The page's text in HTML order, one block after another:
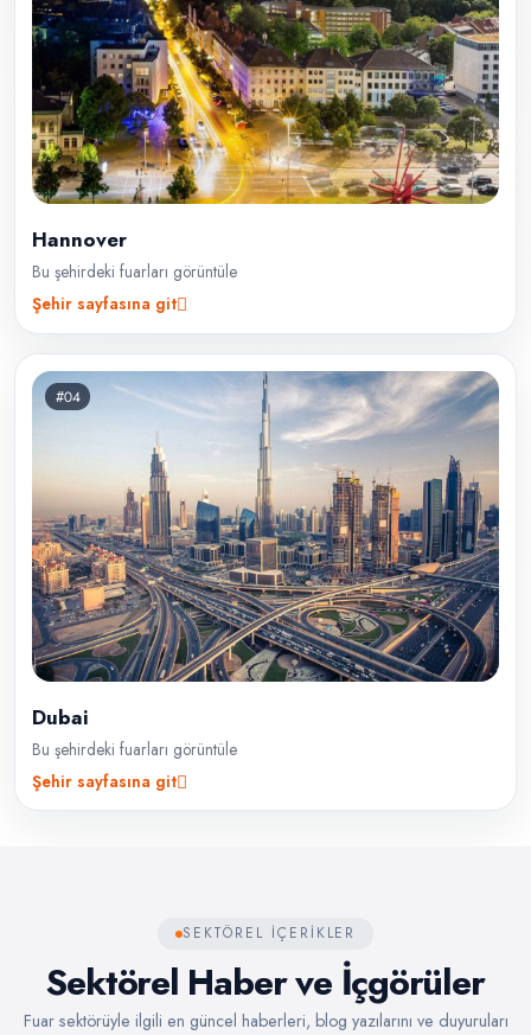
Hannover
Bu şehirdeki fuarları görüntüle
Şehir sayfasına git
#04
Dubai
Bu şehirdeki fuarları görüntüle
Şehir sayfasına git
SEKTÖREL IÇERIKLER
Sektörel Haber ve İçgörüler
Fuar sektörüyle ilgili en güncel haberleri, blog yazılarını ve duyuruları